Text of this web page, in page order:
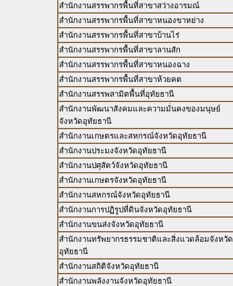
สำนักงานสรรพากรพื้นที่สาขาสว่างอารมณ์
สำนักงานสรรพากรพื้นที่สาขาหนองขาหย่าง
สำนักงานสรรพากรพื้นที่สาขาบ้านไร่
สำนักงานสรรพากรพื้นที่สาขาลานสัก
สำนักงานสรรพากรพื้นที่สาขาหนองฉาง
สำนักงานสรรพากรพื้นที่สาขาห้วยคต
สำนักงานสรรพสามิตพื้นที่อุทัยธานี
สำนักงานพัฒนาสังคมและความมั่นคงของมนุษย์
จังหวัดอุทัยธานี
สำนักงานเกษตรและสหกรณ์จังหวัดอุทัยธานี
สำนักงานประมงจังหวัดอุทัยธานี
สำนักงานปศุสัตว์จังหวัดอุทัยธานี
สำนักงานเกษตรจังหวัดอุทัยธานี
สำนักงานสหกรณ์จังหวัดอุทัยธานี
สำนักงานการปฏิรูปที่ดินจังหวัดอุทัยธานี
สำนักงานขนส่งจังหวัดอุทัยธานี
สำนักงานทรัพยากรธรรมชาติและสิ่งแวดล้อมจังหวัด
อุทัยธานี
สำนักงานสถิติจังหวัดอุทัยธานี
สำนักงานพลังงานจังหวัดอุทัยธานี